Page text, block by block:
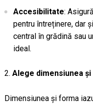
Accesibilitate:
pentru întreținere, dar
central în grădină sau
ideal.
Alege dimensiunea
Dimensiunea și forma